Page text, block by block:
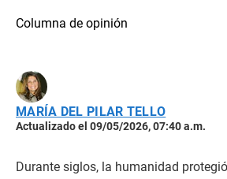
Columna de opinión
MARÍA DEL PILAR TELLO
Actualizado el 09/05/2026, 07:40 a.m.
Durante siglos, la humanidad